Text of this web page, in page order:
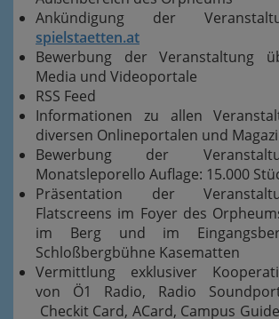
Ankündigung der
spielstaetten.at
Bewerbung der Veranstaltung
Media und Videoportale
RSS Feed
Informationen zu allen
diversen Onlineportalen und
Bewerbung der
Monatsleporello Auflage: 15.000
Präsentation der
Flatscreens im Foyer des
im Berg und im
Schloßbergbühne Kasematten
Vermittlung exklusiver
von Ö1 Radio, Radio
Checkit Card, ACard, Campus